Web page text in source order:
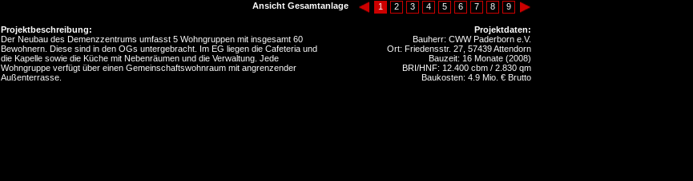
9
8
7
6
5
4
3
2
1
Ansicht Gesamtanlage
Projektdaten:
Bauherr: CWW Paderborn e.V.
Ort: Friedensstr. 27, 57439 Attendorn
Bauzeit: 16 Monate (2008)
BRI/HNF: 12.400 cbm / 2.830 qm
Baukosten: 4.9 Mio. € Brutto
Projektbeschreibung:
Der Neubau des Demenzzentrums umfasst 5 Wohngruppen mit insgesamt 60
Bewohnern. Diese sind in den OGs untergebracht. Im EG liegen die Cafeteria und
die Kapelle sowie die Küche mit Nebenräumen und die Verwaltung. Jede
Wohngruppe verfügt über einen Gemeinschaftswohnraum mit angrenzender
Außenterrasse.